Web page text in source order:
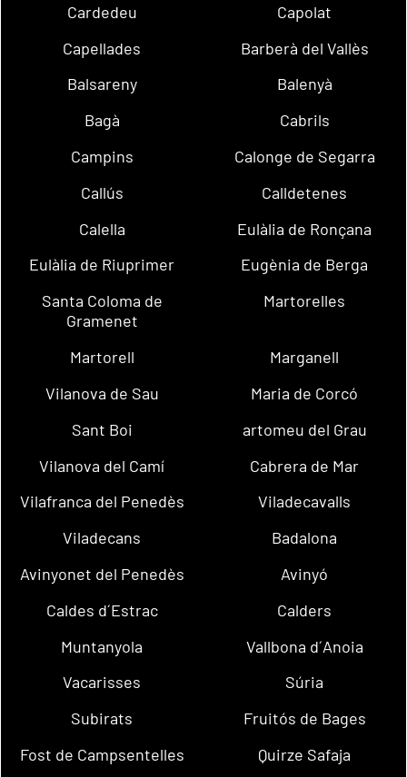
Cardedeu
Capolat
Capellades
Barberà del Vallès
Balsareny
Balenyà
Bagà
Cabrils
Campins
Calonge de Segarra
Callús
Calldetenes
Calella
Eulàlia de Ronçana
Eulàlia de Riuprimer
Eugènia de Berga
Santa Coloma de
Gramenet
Martorelles
Martorell
Marganell
Vilanova de Sau
Maria de Corcó
Sant Boi
artomeu del Grau
Vilanova del Camí
Cabrera de Mar
Vilafranca del Penedès
Viladecavalls
Viladecans
Badalona
Avinyonet del Penedès
Avinyó
Caldes d´Estrac
Calders
Muntanyola
Vallbona d´Anoia
Vacarisses
Súria
Subirats
Fruitós de Bages
Fost de Campsentelles
Quirze Safaja